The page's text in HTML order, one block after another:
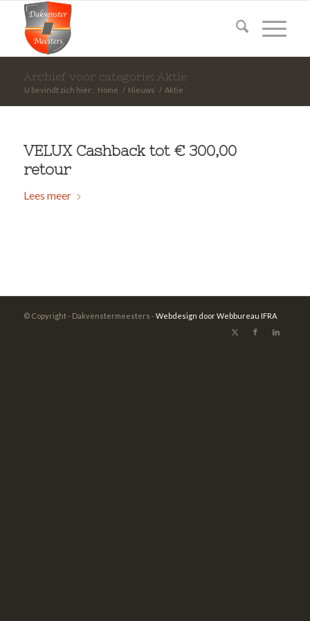
Archief voor categorie: Aktie
U bevindt zich hier: Home / Nieuws / Aktie
VELUX Cashback tot € 300,00
retour
Lees meer
© Copyright - Dakvenstermeesters - Webdesign door Webbureau IFRA